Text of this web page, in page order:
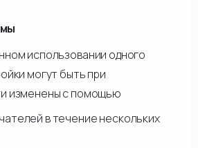
использовании одного
могут быть при
изменены с помощью
в течение нескольких